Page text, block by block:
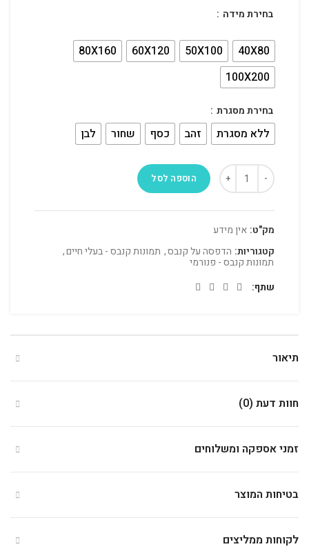
בחירת מידה
40X80
50X100
60X120
80X160
100X200
בחירת מסגרת
ללא מסגרת זהב כסף שחור לבן
הוספה לסל
מק"ט: אין מידע
קטגוריות: הדפסה על קנבס, תמונות קנבס - בעלי חיים,
תמונות קנבס - פנורמי
שתף
תיאור
חוות דעת (0)
זמני אספקה ומשלוחים
בטיחות המוצר
לקוחות ממליצים